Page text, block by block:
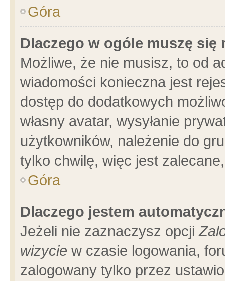
Góra
Dlaczego w ogóle muszę się
Możliwe, że nie musisz, to od
wiadomości konieczna jest
dostęp do dodatkowych
własny avatar, wysyłanie
użytkowników, należenie do
tylko chwilę, więc jest
Góra
Dlaczego jestem
Jeżeli nie zaznaczysz opcji
wizycie w czasie logowania,
zalogowany tylko przez